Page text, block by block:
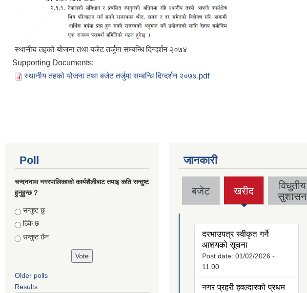
स्थानीय तहको योजना तथा बजेट तर्जुमा सम्बन्धि दिग्दर्शन २०७४
Supporting Documents:
स्थानीय तहको योजना तथा बजेट तर्जुमा सम्बन्धि दिग्दर्शन २०७४.pdf
Poll
चन्दननाथ नगरपालिकाको कार्यशैलीबाट तपाइ कति सन्तुष्ट
हुनुहुन्छ ?
Choices
सन्तुष्ट छु
ठिकै छ
सन्तुष्ट छैन
Older polls
Results
जानकारी
बजेट खरीद
(active
tab)
विधुतीय
सुशासन
दरभाउपत्र स्वीकृत गर्ने
आशयको सूचना
Post date: 01/02/2026 -
11:00
नगर प्रहरी हवल्दारको प्रथम